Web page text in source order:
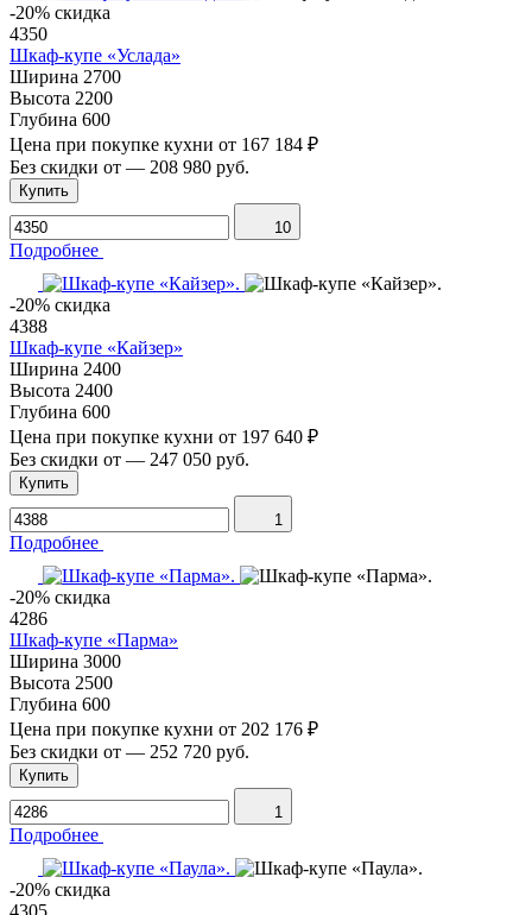
-20% скидка
4350
Шкаф-купе «Услада»
Ширина 2700
Высота 2200
Глубина 600
Цена при покупке кухни от 167 184 ₽
Без скидки от — 208 980 руб.
Купить
10
Подробнее
-20% скидка
4388
Шкаф-купе «Кайзер»
Ширина 2400
Высота 2400
Глубина 600
Цена при покупке кухни от 197 640 ₽
Без скидки от — 247 050 руб.
Купить
1
Подробнее
-20% скидка
4286
Шкаф-купе «Парма»
Ширина 3000
Высота 2500
Глубина 600
Цена при покупке кухни от 202 176 ₽
Без скидки от — 252 720 руб.
Купить
1
Подробнее
-20% скидка
4305